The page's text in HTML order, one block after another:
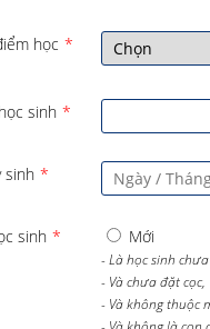
học *
sinh *
sinh *
sinh * Mới
- Là học sinh
- Và chưa đặt cọc,
- Và không thuộc